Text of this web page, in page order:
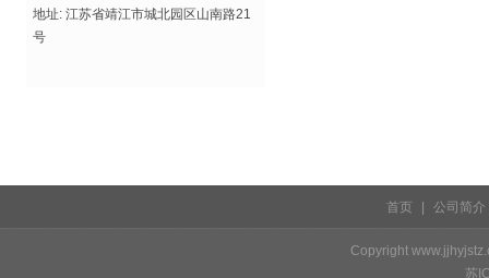
地址: 江苏省靖江市城北园区山南路21
号
首页 | 公司简介
Copyright
苏